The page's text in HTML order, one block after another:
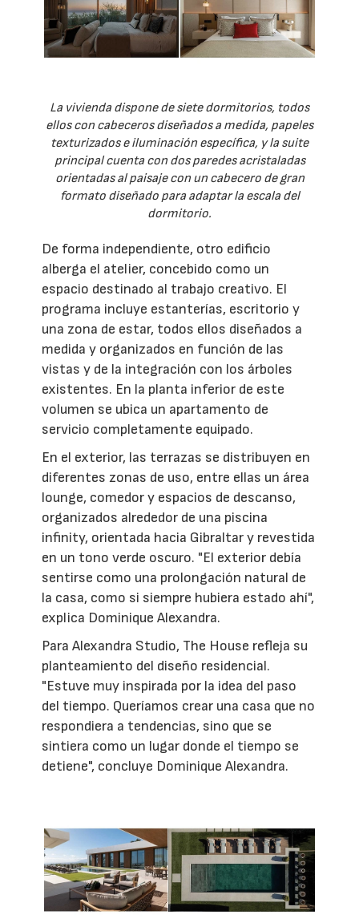
La vivienda dispone de siete dormitorios, todos
ellos con cabeceros diseñados a medida, papeles
texturizados e iluminación específica, y la suite
principal cuenta con dos paredes acristaladas
orientadas al paisaje con un cabecero de gran
formato diseñado para adaptar la escala del
dormitorio.
De forma independiente, otro edificio
alberga el atelier, concebido como un
espacio destinado al trabajo creativo. El
programa incluye estanterías, escritorio y
una zona de estar, todos ellos diseñados a
medida y organizados en función de las
vistas y de la integración con los árboles
existentes. En la planta inferior de este
volumen se ubica un apartamento de
servicio completamente equipado.
En el exterior, las terrazas se distribuyen en
diferentes zonas de uso, entre ellas un área
lounge, comedor y espacios de descanso,
organizados alrededor de una piscina
infinity, orientada hacia Gibraltar y revestida
en un tono verde oscuro. "El exterior debía
sentirse como una prolongación natural de
la casa, como si siempre hubiera estado ahí",
explica Dominique Alexandra.
Para Alexandra Studio, The House refleja su
planteamiento del diseño residencial.
"Estuve muy inspirada por la idea del paso
del tiempo. Queríamos crear una casa que no
respondiera a tendencias, sino que se
sintiera como un lugar donde el tiempo se
detiene", concluye Dominique Alexandra.